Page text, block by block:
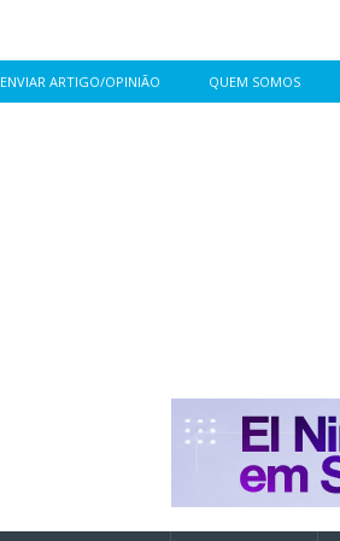
ENVIAR ARTIGO/OPINIÃO QUEM SOMOS